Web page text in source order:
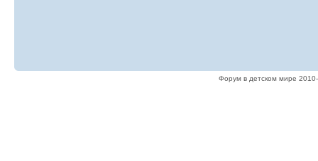
Форум в детском мире